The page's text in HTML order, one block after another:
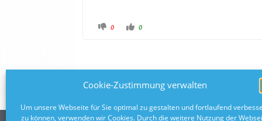
Cookie-Zustimmung verwalten
Um unsere Webseite für Sie optimal zu gestalten und fortlaufend
zu können, verwenden wir Cookies. Durch die weitere Nutzung der
0 0